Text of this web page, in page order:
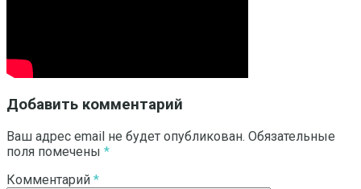
Добавить комментарий
Ваш адрес email не будет опубликован. Обязательные
поля помечены *
Комментарий *